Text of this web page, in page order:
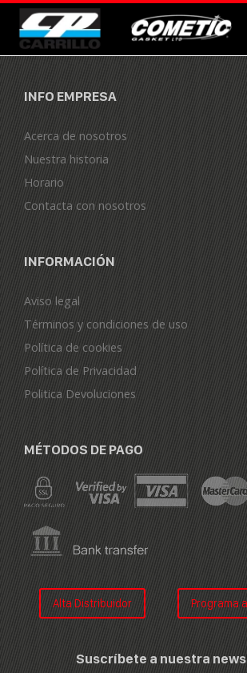
INFO EMPRESA
Acerca de nosotros
Nuestra historia
Horario
Contacta con nosotros
INFORMACIÓN
Aviso legal
Términos y condiciones de uso
Política de cookies
Política de Privacidad
Politica Devoluciones
MÉTODOS DE PAGO
Alta Distribuidor Programa
Suscríbete a nuestra